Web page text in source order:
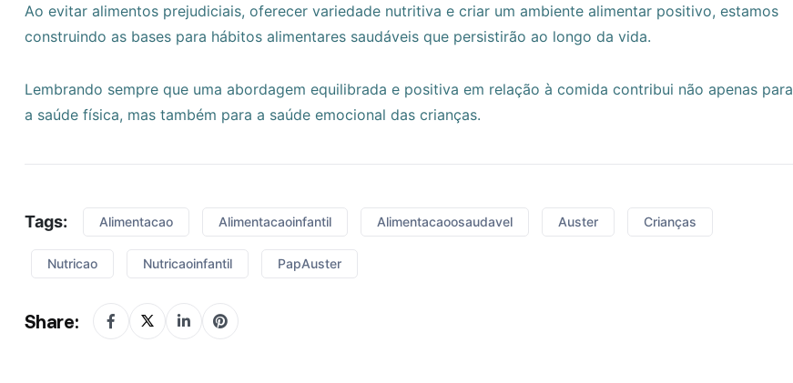
Ao evitar alimentos prejudiciais, oferecer variedade nutritiva e criar um ambiente alimentar positivo, estamos
construindo as bases para hábitos alimentares saudáveis que persistirão ao longo da vida.
Lembrando sempre que uma abordagem equilibrada e positiva em relação à comida contribui não apenas para
a saúde física, mas também para a saúde emocional das crianças.
Tags: Alimentacao Alimentacaoinfantil Alimentacaoosaudavel Auster Crianças
Nutricao Nutricaoinfantil PapAuster
Share: